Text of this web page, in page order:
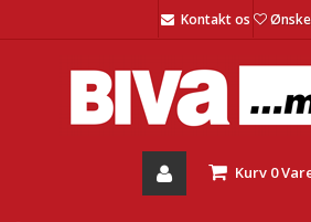
Kontakt os
Kurv 0